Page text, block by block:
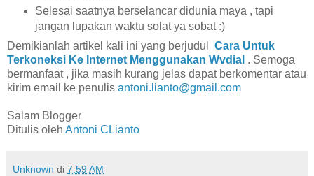
Selesai saatnya berselancar didunia maya , tapi
jangan lupakan waktu solat ya sobat :)
Demikianlah artikel kali ini yang berjudul Cara Untuk
Terkoneksi Ke Internet Menggunakan Wvdial . Semoga
bermanfaat , jika masih kurang jelas dapat berkomentar atau
kirim email ke penulis antoni.lianto@gmail.com
Salam Blogger
Ditulis oleh Antoni CLianto
Unknown di 7:59 AM